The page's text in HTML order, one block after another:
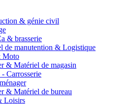
& génie civil
& brasserie
de manutention & Logistique
Moto
& Matériel de magasin
Carrosserie
& Matériel de bureau
Loisirs